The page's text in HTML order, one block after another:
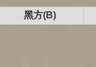
黑方(B)